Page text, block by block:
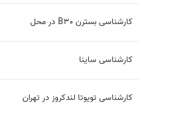
کارشناسی بسترن B30 در محل
کارشناسی ساینا
کارشناسی تویوتا لندکروز در تهران